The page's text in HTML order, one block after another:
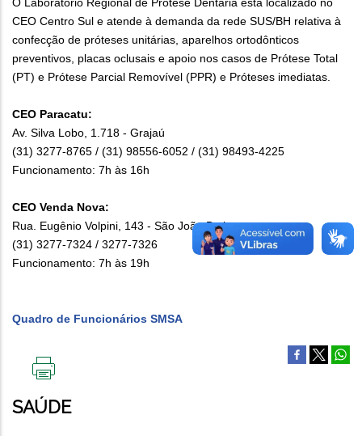
CEO Centro Sul e atende à demanda da rede SUS/BH relativa à
confecção de próteses unitárias, aparelhos ortodônticos
preventivos, placas oclusais e apoio nos casos de Prótese Total
(PT) e Prótese Parcial Removível (PPR) e Próteses imediatas.
CEO Paracatu:
Av. Silva Lobo, 1.718 - Grajaú
(31) 3277-8765 / (31) 98556-6052 / (31) 98493-4225
Funcionamento: 7h às 16h
CEO Venda Nova:
Rua. Eugênio Volpini, 143 - São João Batista
(31) 3277-7324 / 3277-7326
Funcionamento: 7h às 19h
Quadro de Funcionários SMSA
ESTA
PÁGINA
SAÚDE